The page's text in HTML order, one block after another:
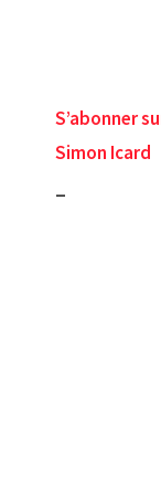
S’abonner
Simon Icard